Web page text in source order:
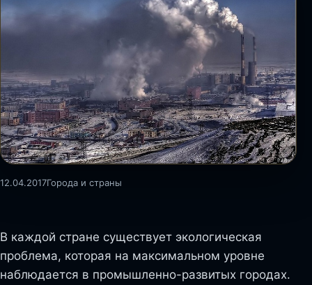
12.04.2017Города и страны
В каждой стране существует экологическая
проблема, которая на максимальном уровне
наблюдается в промышленно-развитых городах.